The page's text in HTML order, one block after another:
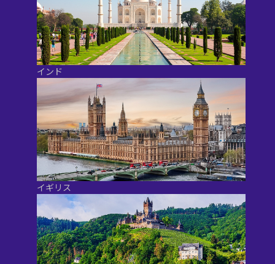
インド
イギリス